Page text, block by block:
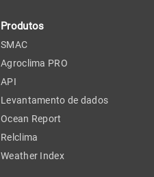
Produtos
SMAC
Agroclima PRO
API
Levantamento de dados
Ocean Report
Relclima
Weather Index